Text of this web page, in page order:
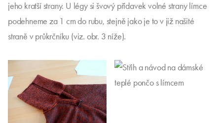
jeho kratší strany. U légy si švový přídavek volné strany límce
podehneme za 1 cm do rubu, stejně jako je to v již našité
straně v průkrčníku (viz. obr. 3 níže).